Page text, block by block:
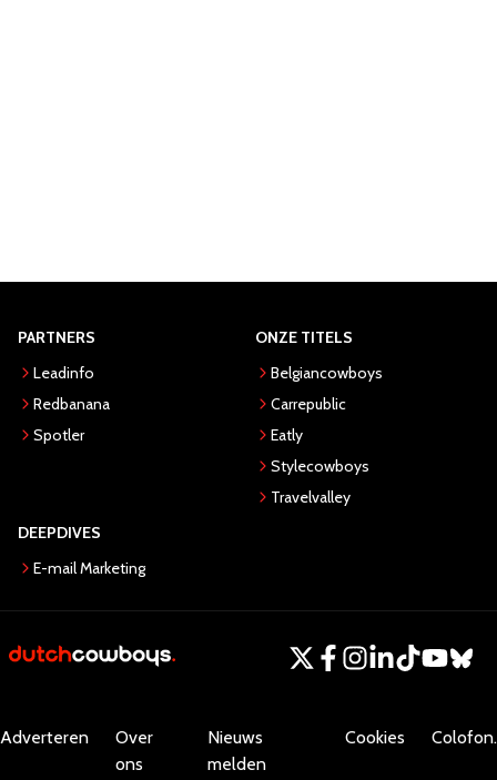
PARTNERS
Leadinfo
Redbanana
Spotler
ONZE TITELS
Belgiancowboys
Carrepublic
Eatly
Stylecowboys
Travelvalley
DEEPDIVES
E-mail Marketing
Adverteren
Over
ons
Nieuws
melden
Cookies Colofon.